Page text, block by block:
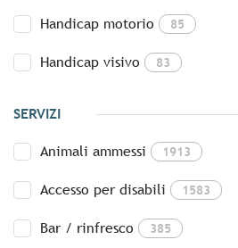
Handicap motorio 85
Handicap visivo 83
SERVIZI
Animali ammessi 1913
Accesso per disabili 1583
Bar / rinfresco 385